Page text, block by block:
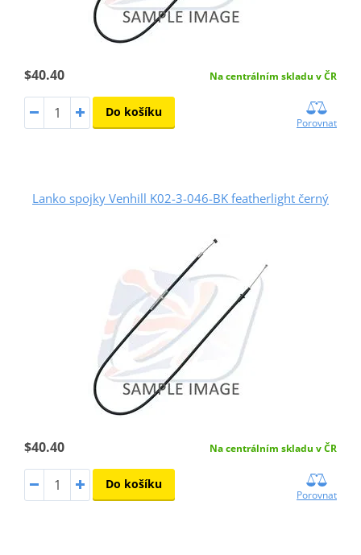
$40.40 Na centrálním skladu v ČR
Do košíku
Porovnat
Lanko spojky Venhill K02-3-046-BK featherlight černý
$40.40 Na centrálním skladu v ČR
Do košíku
Porovnat